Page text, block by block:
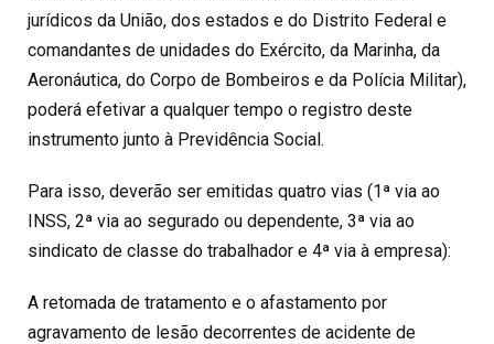
jurídicos da União, dos estados e do Distrito Federal e
comandantes de unidades do Exército, da Marinha, da
Aeronáutica, do Corpo de Bombeiros e da Polícia Militar),
poderá efetivar a qualquer tempo o registro deste
instrumento junto à Previdência Social.
Para isso, deverão ser emitidas quatro vias (1ª via ao
INSS, 2ª via ao segurado ou dependente, 3ª via ao
sindicato de classe do trabalhador e 4ª via à empresa):
A retomada de tratamento e o afastamento por
agravamento de lesão decorrentes de acidente de